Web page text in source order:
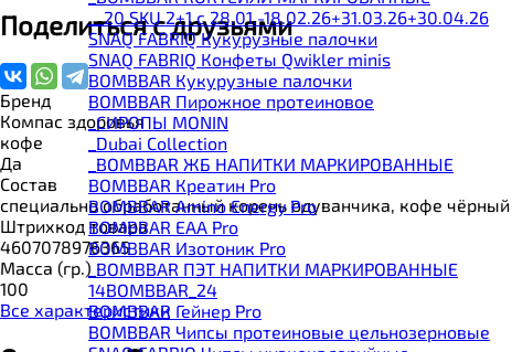
__20 SKU 2+1 с 28.01.-18.02.26+31.03.26+30.04.26
SNAQ FABRIQ Кукурузные палочки
SNAQ FABRIQ Конфеты Qwikler minis
BOMBBAR Кукурузные палочки
BOMBBAR Пирожное протеиновое
_CИРОПЫ MONIN
_Dubai Collection
_BOMBBAR ЖБ НАПИТКИ МАРКИРОВАННЫЕ
BOMBBAR Креатин Pro
BOMBBAR Amino Energy Pro
BOMBBAR EAA Pro
BOMBBAR Изотоник Pro
_BOMBBAR ПЭТ НАПИТКИ МАРКИРОВАННЫЕ
14BOMBBAR_24
BOMBBAR Гейнер Pro
BOMBBAR Чипсы протеиновые цельнозерновые
Поделиться с друзьями
Бренд
Компас здоровья
кофе
Да
Состав
специально обработанный корень одуванчика, кофе
Штрихкод товара
4607078976365
Масса (гр.)
100
Все характеристики